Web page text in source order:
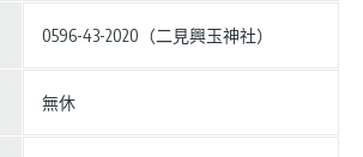
0596-43-2020（二見興玉神社）
無休